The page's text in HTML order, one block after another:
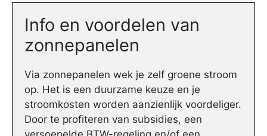
Info en voordelen van
zonnepanelen
Via zonnepanelen wek je zelf groene stroom
op. Het is een duurzame keuze en je
stroomkosten worden aanzienlijk voordeliger.
Door te profiteren van subsidies, een